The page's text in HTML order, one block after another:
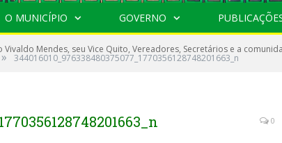
O MUNICÍPIO GOVERNO
Vivaldo Mendes, seu Vice Quito, Vereadores, Secretários e a
» 344016010_976338480375077_1770356128748201663_n
0